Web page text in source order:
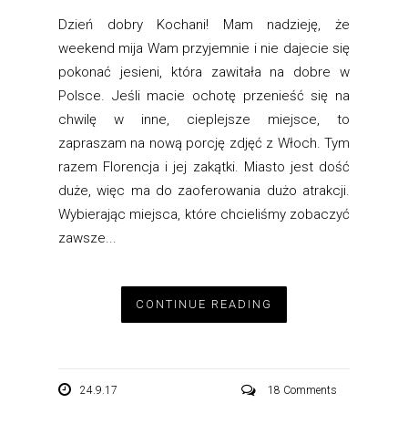
Dzień dobry Kochani! Mam nadzieję, że
weekend mija Wam przyjemnie i nie dajecie się
pokonać jesieni, która zawitała na dobre w
Polsce. Jeśli macie ochotę przenieść się na
chwilę w inne, cieplejsze miejsce, to
zapraszam na nową porcję zdjęć z Włoch. Tym
razem Florencja i jej zakątki. Miasto jest dość
duże, więc ma do zaoferowania dużo atrakcji.
Wybierając miejsca, które chcieliśmy zobaczyć
zawsze...
CONTINUE READING
24.9.17 18 Comments